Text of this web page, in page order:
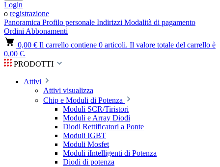
Login
o registrazione
Panoramica Profilo personale Indirizzi Modalità di pagamento
Ordini Abbonamenti
0,00 € Il carrello contiene 0 articoli. Il valore totale del carrello è
0,00 €.
PRODOTTI
Attivi
Attivi visualizza
Chip e Moduli di Potenza
Moduli SCR/Tiristori
Moduli e Array Diodi
Diodi Rettificatori a Ponte
Moduli IGBT
Moduli Mosfet
Moduli iIntelligenti di Potenza
Diodi di potenza